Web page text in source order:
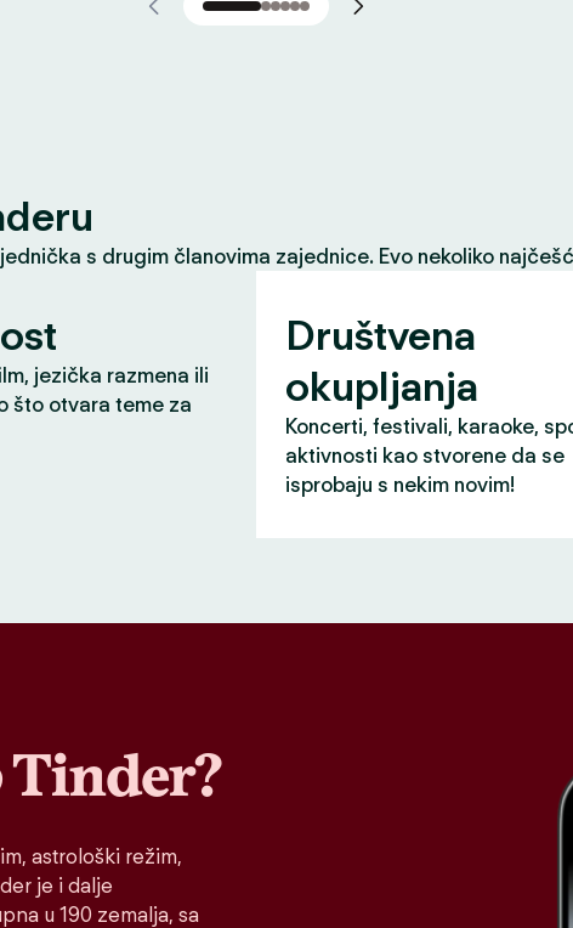
s drugim članovima zajednice. Evo nekoliko
jezička razmena ili
što otvara teme za
Društvena
okupljanja
Koncerti, festivali, karaoke,
aktivnosti kao stvorene da se
isprobaju s nekim novim!
Tinder?
astrološki režim,
je i dalje
u 190 zemalja, sa